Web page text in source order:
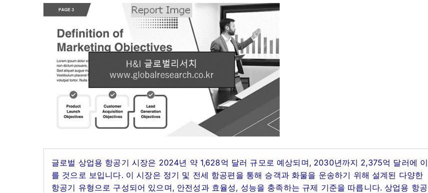
글로벌 상업용 항공기 시장은 2024년 약 1,628억 달러 규모로 예상되며, 2030년까지 2,375억 달러에 이
를 것으로 보입니다. 이 시장은 정기 및 전세 항공편을 통해 승객과 화물을 운송하기 위해 설계된 다양한
항공기 유형으로 구성되어 있으며, 안전성과 효율성, 성능을 충족하는 규제 기준을 따릅니다. 상업용 항공